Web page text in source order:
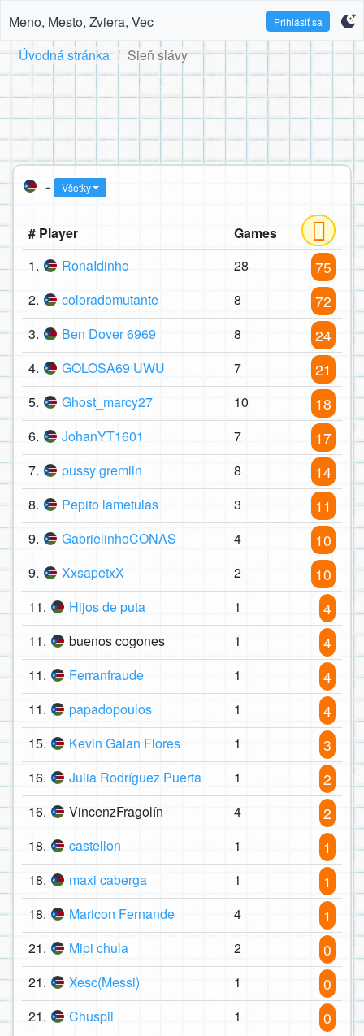
Meno, Mesto, Zviera, Vec Prihlásiť sa
Úvodná stránka Sieň slávy
- Všetky
# Player
Games
1.
RonaIdinho 28 75
2. coloradomutante 8 72
3. Ben Dover 6969 8 24
4. GOLOSA69 UWU 7 21
5. Ghost_marcy27 10 18
6. JohanYT1601 7 17
7. pussy gremlin 8 14
8. Pepito lametulas 3 11
9. GabrielinhoCONAS 4 10
9. XxsapetxX 2 10
11. Hijos de puta 1 4
11. buenos cogones 1 4
11. Ferranfraude 1 4
11. papadopoulos 1 4
15. Kevin Galan Flores 1 3
16. Julia Rodríguez Puerta 1 2
16. VincenzFragolín 4 2
18. castellon 1 1
18. maxi caberga 1 1
18. Maricon Fernande 4 1
21. Mipi chula 2 0
21. Xesc(Messi) 1 0
21. Chuspii 1 0